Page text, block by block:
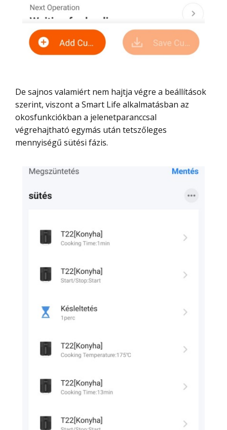
De sajnos valamiért nem hajtja végre a beállítások
szerint, viszont a Smart Life alkalmatásban az
okosfunkciókban a jelenetparanccsal
végrehajtható egymás után tetszőleges
mennyiségű sütési fázis.